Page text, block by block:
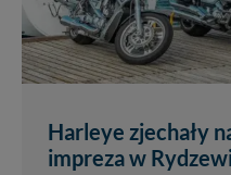
Harleye zjechały
impreza w